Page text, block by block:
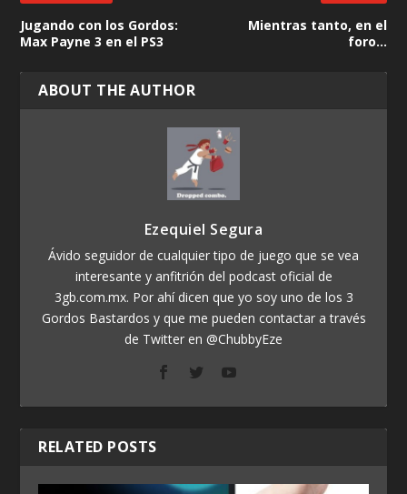
Jugando con los Gordos:
Max Payne 3 en el PS3
Mientras tanto, en el
foro…
ABOUT THE AUTHOR
Ezequiel Segura
Ávido seguidor de cualquier tipo de juego que se vea
interesante y anfitrión del podcast oficial de
3gb.com.mx. Por ahí dicen que yo soy uno de los 3
Gordos Bastardos y que me pueden contactar a través
de Twitter en @ChubbyEze
RELATED POSTS